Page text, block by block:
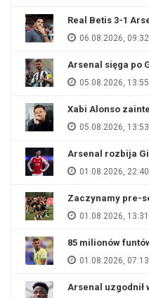
Real Betis 3-1
06.08.2026, 09:32
Arsenal sięga po
05.08.2026, 13:55
Xabi Alonso
05.08.2026, 13:53
Arsenal rozbija
01.08.2026, 22:40
Zaczynamy pre-
01.08.2026, 13:31
85 milionów
01.08.2026, 07:13
Arsenal uzgodnił